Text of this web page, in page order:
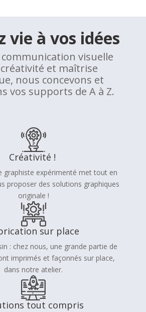
vie à vos idées
visuelle
et maîtrise
nous concevons et
vos supports de A à Z.
Créativité !
graphiste expérimenté met tout en
proposer des solutions graphiques
originale !
sur place
: chez nous, une grande partie de
imprimés et façonnés sur place,
dans notre atelier.
tout compris